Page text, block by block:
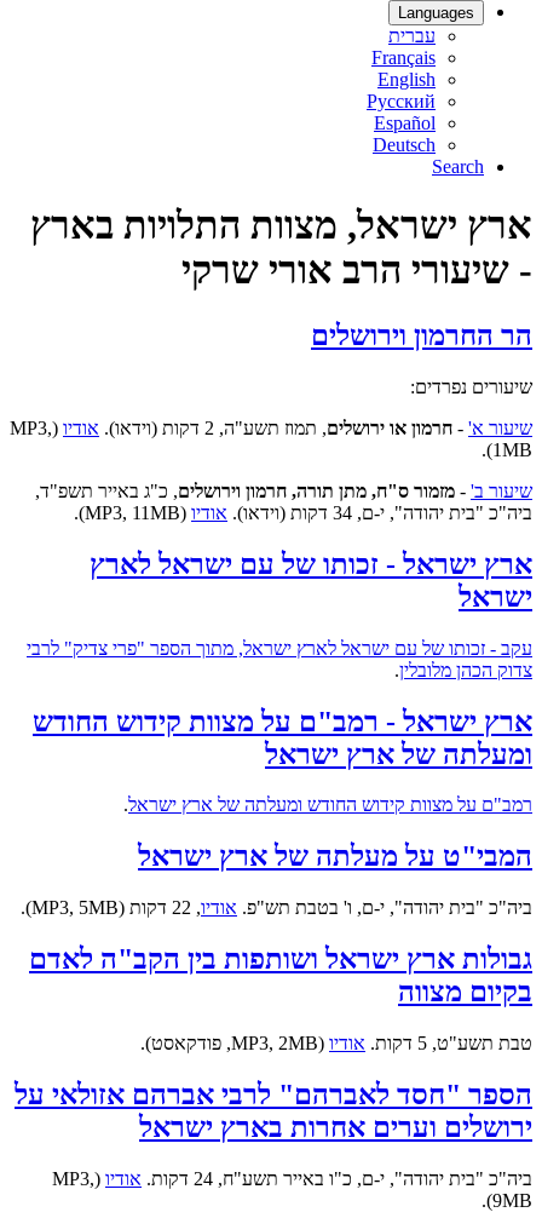
Languages
עברית
Français
English
Русский
Español
Deutsch
Search
ארץ ישראל, מצוות התלויות בארץ
- שיעורי הרב אורי שרקי
הר החרמון וירושלים
שיעורים נפרדים:
שיעור א' - חרמון או ירושלים, תמוז תשע"ה, 2 דקות (וידאו). אודיו (MP3,
1MB).
שיעור ב' - מזמור ס"ח, מתן תורה, חרמון וירושלים, כ"ג באייר תשפ"ד,
ביה"כ "בית יהודה", י-ם, 34 דקות (וידאו).
אודיו (MP3, 11MB).
ארץ ישראל - זכותו של עם ישראל לארץ
ישראל
עקב - זכותו של עם ישראל לארץ ישראל, מתוך הספר "פרי צדיק" לרבי
צדוק הכהן מלובלין.
ארץ ישראל - רמב"ם על מצוות קידוש החודש
ומעלתה של ארץ ישראל
רמב"ם על מצוות קידוש החודש ומעלתה של ארץ ישראל.
המבי"ט על מעלתה של ארץ ישראל
ביה"כ "בית יהודה", י-ם, ו' בטבת תש"פ. אודיו, 22 דקות (MP3, 5MB).
גבולות ארץ ישראל ושותפות בין הקב"ה לאדם
בקיום מצווה
טבת תשע"ט, 5 דקות. אודיו (MP3, 2MB, פודקאסט).
הספר "חסד לאברהם" לרבי אברהם אזולאי על
ירושלים וערים אחרות בארץ ישראל
ביה"כ "בית יהודה", י-ם, כ"ו באייר תשע"ח, 24 דקות. אודיו (MP3,
9MB).